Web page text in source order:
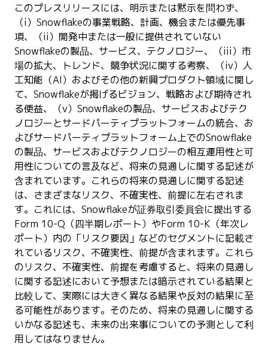
このプレスリリースには、明示または黙示を問わず、
（i）Snowflakeの事業戦略、計画、機会または優先事
項、（ii）開発中または一般に提供されていない
Snowflakeの製品、サービス、テクノロジー、（iii）市
場の拡大、トレンド、競争状況に関する考察、（iv）人
工知能（AI）およびその他の新興プロダクト領域に関し
て、Snowflakeが掲げるビジョン、戦略および期待され
る便益、（v）Snowflakeの製品、サービスおよびテク
ノロジーとサードパーティプラットフォームの統合、お
よびサードパーティプラットフォーム上でのSnowflake
の製品、サービスおよびテクノロジーの相互運用性と可
用性についての言及など、将来の見通しに関する記述が
含まれています。これらの将来の見通しに関する記述
は、さまざまなリスク、不確実性、前提に左右されま
す。これには、Snowflakeが証券取引委員会に提出する
Form 10-Q（四半期レポート）やForm 10-K（年次レ
ポート）内の「リスク要因」などのセグメントに記載さ
れているリスク、不確実性、前提が含まれます。これら
のリスク、不確実性、前提を考慮すると、将来の見通し
に関する記述において予想または暗示されている結果と
比較して、実際には大きく異なる結果や反対の結果に至
る可能性があります。そのため、将来の見通しに関する
いかなる記述も、未来の出来事についての予測として利
用してはなりません。